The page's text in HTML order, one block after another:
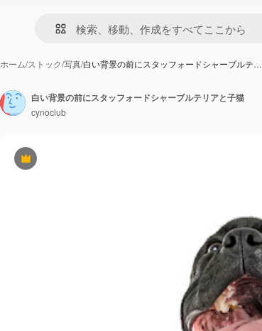
ホーム/ストック/写真/白い背景の前にスタッフォードシャーブルテ…
Premium
白い背景の前にスタッフォードシャーブルテリアと子猫
cynoclub